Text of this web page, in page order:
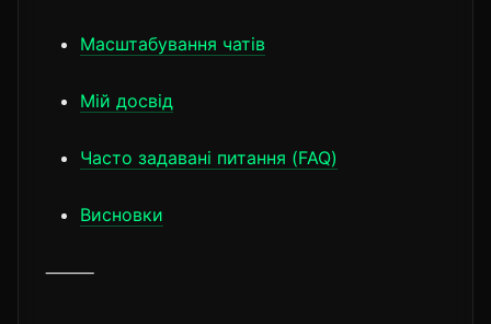
Масштабування чатів
Мій досвід
Часто задавані питання (FAQ)
Висновки
⸻